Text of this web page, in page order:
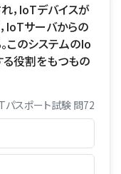
，IoTデバイスが
IoTサーバからの
このシステムのIo
る役割をもつもの
スポート試験 問72